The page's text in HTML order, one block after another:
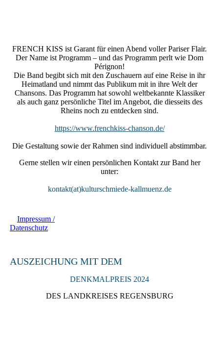
FRENCH KISS ist Garant für einen Abend voller Pariser Flair.
Der Name ist Programm – und das Programm perlt wie Dom
Pérignon!
Die Band begibt sich mit den Zuschauern auf eine Reise in ihr
Heimatland und nimmt das Publikum mit in ihre Welt der
Chansons. Das Programm hat sowohl weltbekannte Klassiker
als auch ganz persönliche Titel im Angebot, die diesseits des
Rheins noch zu entdecken sind.
https://www.frenchkiss-chanson.de/
Die Gestaltung sowie der Rahmen sind individuell abstimmbar.
Gerne stellen wir einen persönlichen Kontakt zur Band her
unter:
kontakt(at)kulturschmiede-kallmuenz.de
Impressum /
Datenschutz
AUSZEICHUNG MIT DEM
DENKMALPREIS 2024
DES LANDKREISES REGENSBURG